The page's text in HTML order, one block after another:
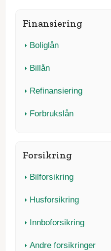
Finansiering
Boliglån
Billån
Refinansiering
Forbrukslån
Forsikring
Bilforsikring
Husforsikring
Innboforsikring
Andre forsikringer